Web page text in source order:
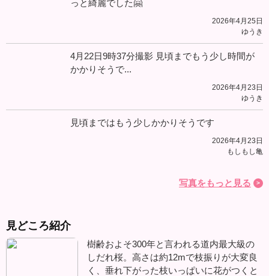
っと綺麗でした🤗
2026年4月25日
ゆうき
4月22日9時37分撮影 見頃までもう少し時間が
かかりそうで...
2026年4月23日
ゆうき
見頃まではもう少しかかりそうです
2026年4月23日
もしもし亀
写真をもっと見る
見どころ紹介
樹齢およそ300年と言われる道内最大級の
しだれ桜。高さは約12mで枝振りが大変良
く、垂れ下がった枝いっぱいに花がつくと